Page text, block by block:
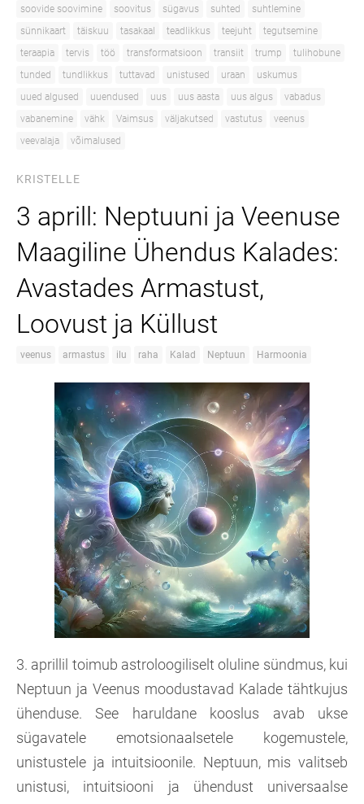
soovide soovimine
soovitus sügavus suhted
suhtlemine
sünnikaart
täiskuu tasakaal teadlikkus teejuht
tegutsemine
teraapia
tervis töö transformatsioon transiit trump
tulihobune
tunded
tundlikkus tuttavad unistused uraan
uskumus
uued algused
uuendused uus uus aasta uus algus
vabadus
vabanemine
vähk Vaimsus väljakutsed vastutus
veenus
veevalaja
võimalused
KRISTELLE
3 aprill: Neptuuni ja Veenuse
Maagiline Ühendus Kalades:
Avastades Armastust,
Loovust ja Küllust
veenus armastus ilu raha Kalad Neptuun Harmoonia
3. aprillil toimub astroloogiliselt oluline sündmus, kui
Neptuun ja Veenus moodustavad Kalade tähtkujus
ühenduse. See haruldane kooslus avab ukse
sügavatele emotsionaalsetele kogemustele,
unistustele ja intuitsioonile. Neptuun, mis valitseb
unistusi, intuitsiooni ja ühendust universaalse